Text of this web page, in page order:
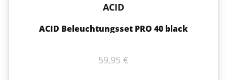
ACID
ACID Beleuchtungsset PRO 40 black
59,95€